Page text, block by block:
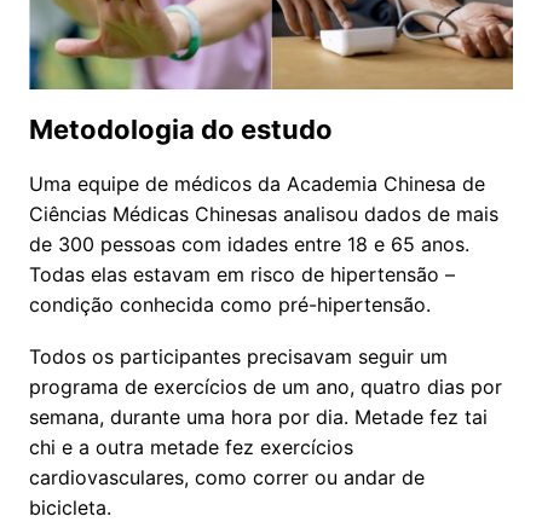
Metodologia do estudo
Uma equipe de médicos da Academia Chinesa de
Ciências Médicas Chinesas analisou dados de mais
de 300 pessoas com idades entre 18 e 65 anos.
Todas elas estavam em risco de hipertensão –
condição conhecida como pré-hipertensão.
Todos os participantes precisavam seguir um
programa de exercícios de um ano, quatro dias por
semana, durante uma hora por dia. Metade fez tai
chi e a outra metade fez exercícios
cardiovasculares, como correr ou andar de
bicicleta.